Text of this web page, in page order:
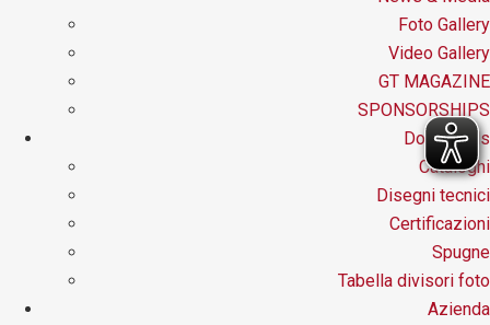
Foto Gallery
Video Gallery
GT MAGAZINE
SPONSORSHIPS
Downloads
Cataloghi
Disegni tecnici
Certificazioni
Spugne
Tabella divisori foto
Azienda